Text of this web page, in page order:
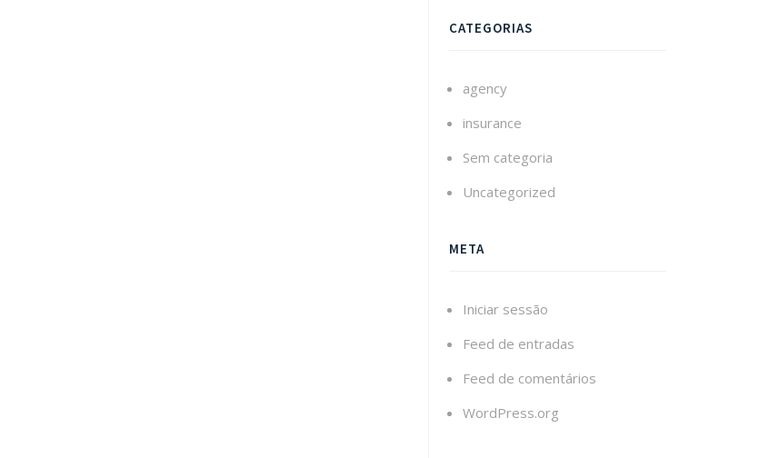
CATEGORIAS
agency
insurance
Sem categoria
Uncategorized
META
Iniciar sessão
Feed de entradas
Feed de comentários
WordPress.org